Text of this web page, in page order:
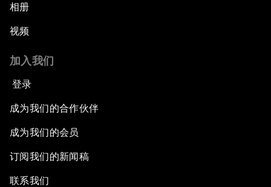
相册
视频
加入我们
登录
成为我们的合作伙伴
成为我们的会员
订阅我们的新闻稿
联系我们